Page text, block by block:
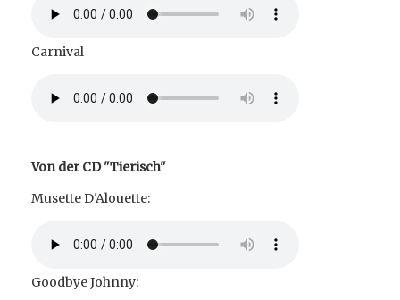
Carnival
Von der CD "Tierisch"
Musette D'Alouette:
Goodbye Johnny: